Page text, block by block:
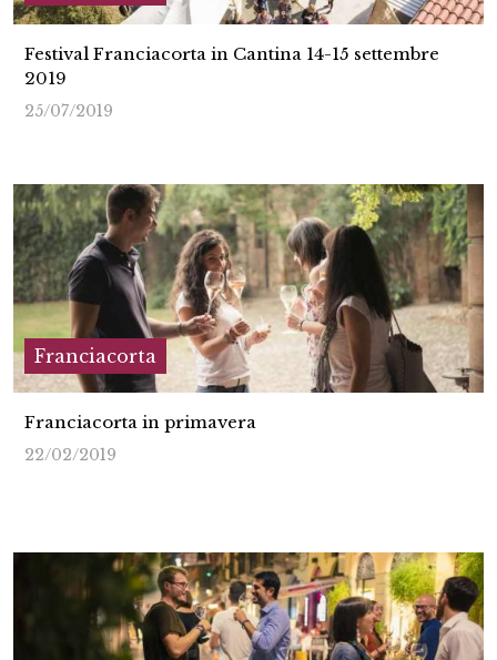
Festival Franciacorta in Cantina 14-15 settembre
2019
25/07/2019
Franciacorta
Franciacorta in primavera
22/02/2019